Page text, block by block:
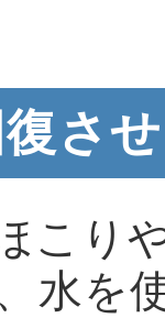
さ
こり
水を